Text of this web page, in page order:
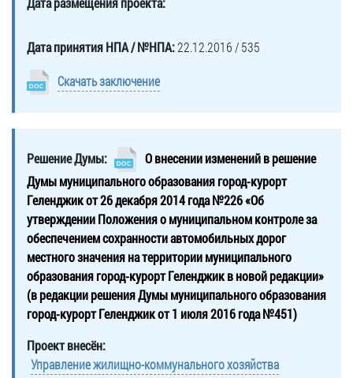
Дата принятия НПА / №НПА:22.12.2016 / 535
Скачать заключение
Решение Думы:
О внесении изменений в решение
Думы муниципального образования город-курорт
Геленджик от 26 декабря 2014 года №226 «Об
утверждении Положения о муниципальном контроле за
обеспечением сохранности автомобильных дорог
местного значения на территории муниципального
образования город-курорт Геленджик в новой редакции»
(в редакции решения Думы муниципального образования
город-курорт Геленджик от 1 июля 2016 года №451)
Проект внесён:
Управление жилищно-коммунального хозяйства